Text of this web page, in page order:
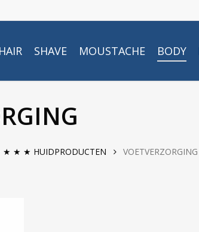
HAIR SHAVE MOUSTACHE BODY
★ ★ ★ HUIDPRODUCTEN VOETVERZORGING